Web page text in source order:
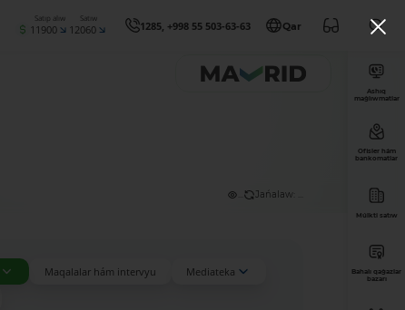
Satıp alıw
11900
Satıw
12060 1285, +998 55 503-63-63 Qar
Jańalaw: ...
Maqalalar hám intervyu
Mediateka
Ashıq
maǵlıwmatlar
Ofisler hám
bankomatlar
Múlkti satıw
Bahalı qaǵazlar
bazarı